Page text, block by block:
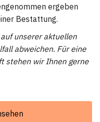
ergeben
Bestattung.
unserer aktuellen
abweichen. Für eine
stehen wir Ihnen gerne